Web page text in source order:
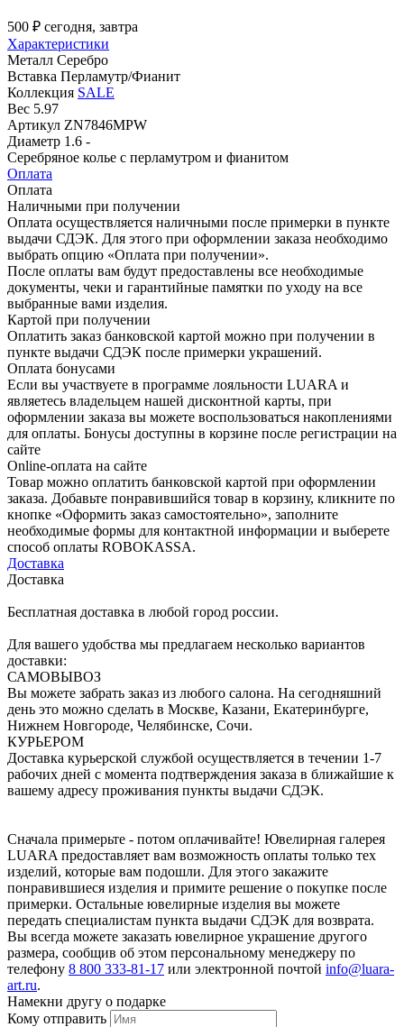
500 ₽ сегодня, завтра
Характеристики
Металл Серебро
Вставка Перламутр/Фианит
Коллекция SALE
Вес 5.97
Артикул ZN7846MPW
Диаметр 1.6 -
Серебряное колье с перламутром и фианитом
Оплата
Оплата
Наличными при получении
Оплата осуществляется наличными после примерки в пункте
выдачи СДЭК. Для этого при оформлении заказа необходимо
выбрать опцию «Оплата при получении».
После оплаты вам будут предоставлены все необходимые
документы, чеки и гарантийные памятки по уходу на все
выбранные вами изделия.
Картой при получении
Оплатить заказ банковской картой можно при получении в
пункте выдачи СДЭК после примерки украшений.
Оплата бонусами
Если вы участвуете в программе лояльности LUARA и
являетесь владельцем нашей дисконтной карты, при
оформлении заказа вы можете воспользоваться накоплениями
для оплаты. Бонусы доступны в корзине после регистрации на
сайте
Online-оплата на сайте
Товар можно оплатить банковской картой при оформлении
заказа. Добавьте понравившийся товар в корзину, кликните по
кнопке «Оформить заказ самостоятельно», заполните
необходимые формы для контактной информации и выберете
способ оплаты ROBOKASSA.
Доставка
Доставка
Бесплатная доставка в любой город россии.
Для вашего удобства мы предлагаем несколько вариантов
доставки:
САМОВЫВОЗ
Вы можете забрать заказ из любого салона. На сегодняшний
день это можно сделать в Москве, Казани, Екатеринбурге,
Нижнем Новгороде, Челябинске, Сочи.
КУРЬЕРОМ
Доставка курьерской службой осуществляется в течении 1-7
рабочих дней с момента подтверждения заказа в ближайшие к
вашему адресу проживания пункты выдачи СДЭК.
Сначала примерьте - потом оплачивайте! Ювелирная галерея
LUARA предоставляет вам возможность оплаты только тех
изделий, которые вам подошли. Для этого закажите
понравившиеся изделия и примите решение о покупке после
примерки. Остальные ювелирные изделия вы можете
передать специалистам пункта выдачи СДЭК для возврата.
Вы всегда можете заказать ювелирное украшение другого
размера, сообщив об этом персональному менеджеру по
телефону 8 800 333-81-17 или электронной почтой info@luara-
art.ru.
Намекни другу о подарке
Кому отправить